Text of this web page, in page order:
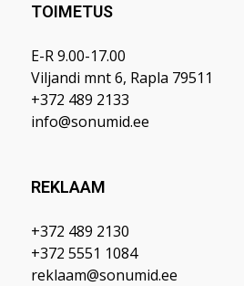
TOIMETUS
E-R 9.00-17.00
Viljandi mnt 6, Rapla 79511
+372 489 2133
info@sonumid.ee
REKLAAM
+372 489 2130
+372 5551 1084
reklaam@sonumid.ee